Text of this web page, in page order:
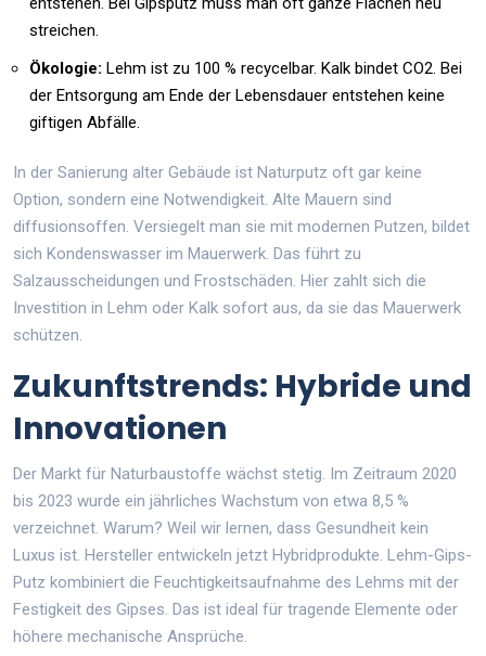
streichen.
Ökologie: Lehm ist zu 100 % recycelbar. Kalk bindet CO2. Bei
der Entsorgung am Ende der Lebensdauer entstehen keine
giftigen Abfälle.
In der Sanierung alter Gebäude ist Naturputz oft gar keine
Option, sondern eine Notwendigkeit. Alte Mauern sind
diffusionsoffen. Versiegelt man sie mit modernen Putzen, bildet
sich Kondenswasser im Mauerwerk. Das führt zu
Salzausscheidungen und Frostschäden. Hier zahlt sich die
Investition in Lehm oder Kalk sofort aus, da sie das Mauerwerk
schützen.
Zukunftstrends: Hybride und
Innovationen
Der Markt für Naturbaustoffe wächst stetig. Im Zeitraum 2020
bis 2023 wurde ein jährliches Wachstum von etwa 8,5 %
verzeichnet. Warum? Weil wir lernen, dass Gesundheit kein
Luxus ist. Hersteller entwickeln jetzt Hybridprodukte. Lehm-Gips-
Putz kombiniert die Feuchtigkeitsaufnahme des Lehms mit der
Festigkeit des Gipses. Das ist ideal für tragende Elemente oder
höhere mechanische Ansprüche.